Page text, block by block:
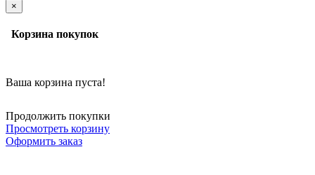
×
Корзина покупок
Ваша корзина пуста!
Продолжить покупки
Просмотреть корзину
Оформить заказ